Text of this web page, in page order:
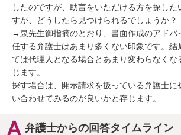
したのですが、助言をいただける方を探し
すが、どうしたら見つけられるでしょうか？
→泉先生御指摘のとおり、書面作成のアドバ
任する弁護士はあまり多くない印象です。結
ては代理人となる場合とあまり変わらなくな
じます。
探す場合は、開示請求を扱っている弁護士に
い合わせてみるのが良いかと存じます。
弁護士からの回答タイムライン